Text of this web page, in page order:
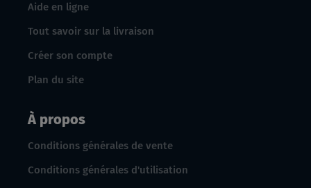
Aide en ligne
Tout savoir sur la livraison
Créer son compte
Plan du site
À propos
Conditions générales de vente
Conditions générales d'utilisation